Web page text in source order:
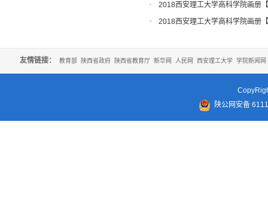
2018西安理工大学高科学院画册
2018西安理工大学高科学院画册
友情链接： 教育部 陕西省政府 陕西省教育厅 新华网 人民网 西安理工大学 学院新闻网
陕公网安备